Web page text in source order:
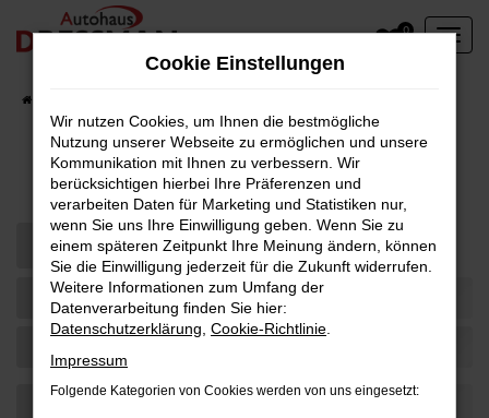
Zum
Hauptinhalt
0
Fahrzeug-Showroom
Cookie Einstellungen
Wir nutzen Cookies, um Ihnen die bestmögliche
Nutzung unserer Webseite zu ermöglichen und unsere
Kommunikation mit Ihnen zu verbessern. Wir
berücksichtigen hierbei Ihre Präferenzen und
verarbeiten Daten für Marketing und Statistiken nur,
wenn Sie uns Ihre Einwilligung geben. Wenn Sie zu
einem späteren Zeitpunkt Ihre Meinung ändern, können
Sie die Einwilligung jederzeit für die Zukunft widerrufen.
Weitere Informationen zum Umfang der
Datenverarbeitung finden Sie hier:
Datenschutzerklärung Cookie-Richtlinie
Impressum
Folgende Kategorien von Cookies werden von uns eingesetzt: